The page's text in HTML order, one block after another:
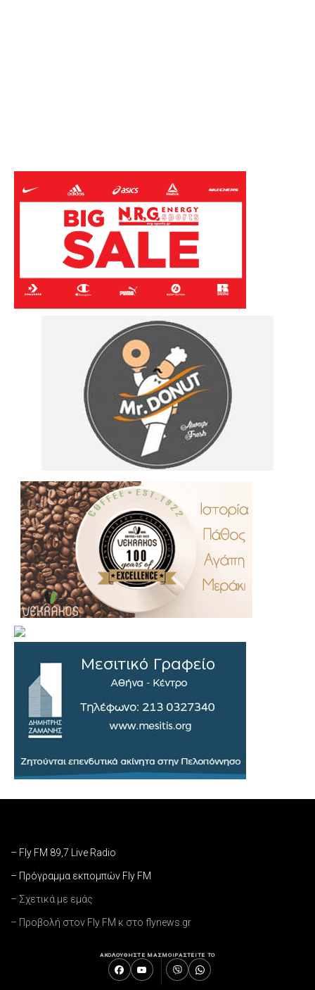
– Fly FM 89,7 Live Radio
– Πρόγραμμα εκπομπών Fly FM
– Σχετικά με εμάς
– Προβολή στον Fly FM κ στο flynews.gr
ΑΚΟΛΟΥΘΗΣΤΕ ΜΑΣΜΟΙΡΑΣΤΕΙΤΕ ΤΟ